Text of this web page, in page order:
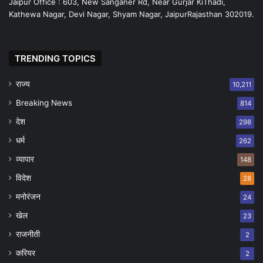
Kathewa Nagar, Devi Nagar, Shyam Nagar, JaipurRajasthan 302019.
TRENDING TOPICS
राज्य 10,211
Breaking News 814
देश 298
धर्म 262
व्यापार 148
विदेश 28
मनोरंजन 24
खेल 23
राजनीती 2
करियर 2